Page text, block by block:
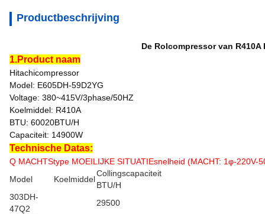
Productbeschrijving
De Rolcompressor van
1.Product naam
Hitachicompressor
Model: E605DH-59D2YG
Voltage: 380~415V/3phase/50HZ
Koelmiddel: R410A
BTU: 60020BTU/H
Capaciteit: 14900W
Technische Datas:
Q MACHTStype MOEILIJKE SITUATIEsnelheid (MACHT: 1φ-220V-
Model
Koelmiddel
Collingscapaciteit
BTU/H
303DH-
47Q2
29500